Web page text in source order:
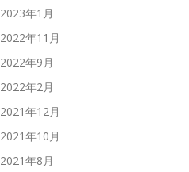
2023年1月
2022年11月
2022年9月
2022年2月
2021年12月
2021年10月
2021年8月